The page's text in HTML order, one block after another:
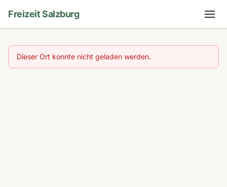
Freizeit Salzburg
Dieser Ort konnte nicht geladen werden.